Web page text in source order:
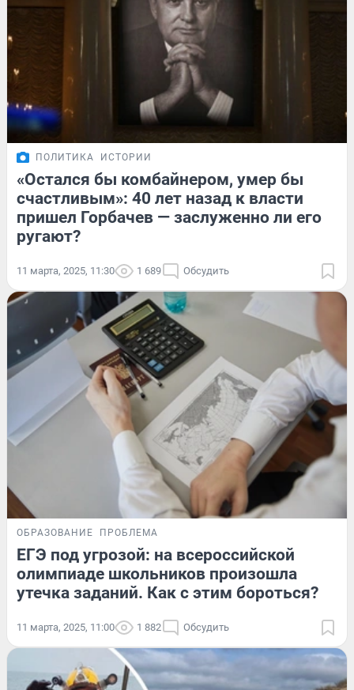
ПОЛИТИКА ИСТОРИИ
«Остался бы комбайнером, умер бы
счастливым»: 40 лет назад к власти
пришел Горбачев — заслуженно ли его
ругают?
11 марта, 2025, 11:30 1 689 Обсудить
ОБРАЗОВАНИЕ ПРОБЛЕМА
ЕГЭ под угрозой: на всероссийской
олимпиаде школьников произошла
утечка заданий. Как с этим бороться?
11 марта, 2025, 11:00 1 882 Обсудить